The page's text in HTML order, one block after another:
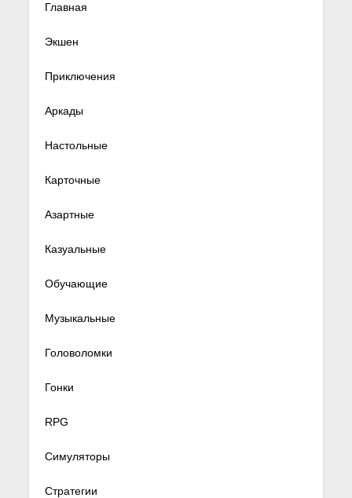
Главная
Экшен
Приключения
Аркады
Настольные
Карточные
Азартные
Казуальные
Обучающие
Музыкальные
Головоломки
Гонки
RPG
Симуляторы
Стратегии